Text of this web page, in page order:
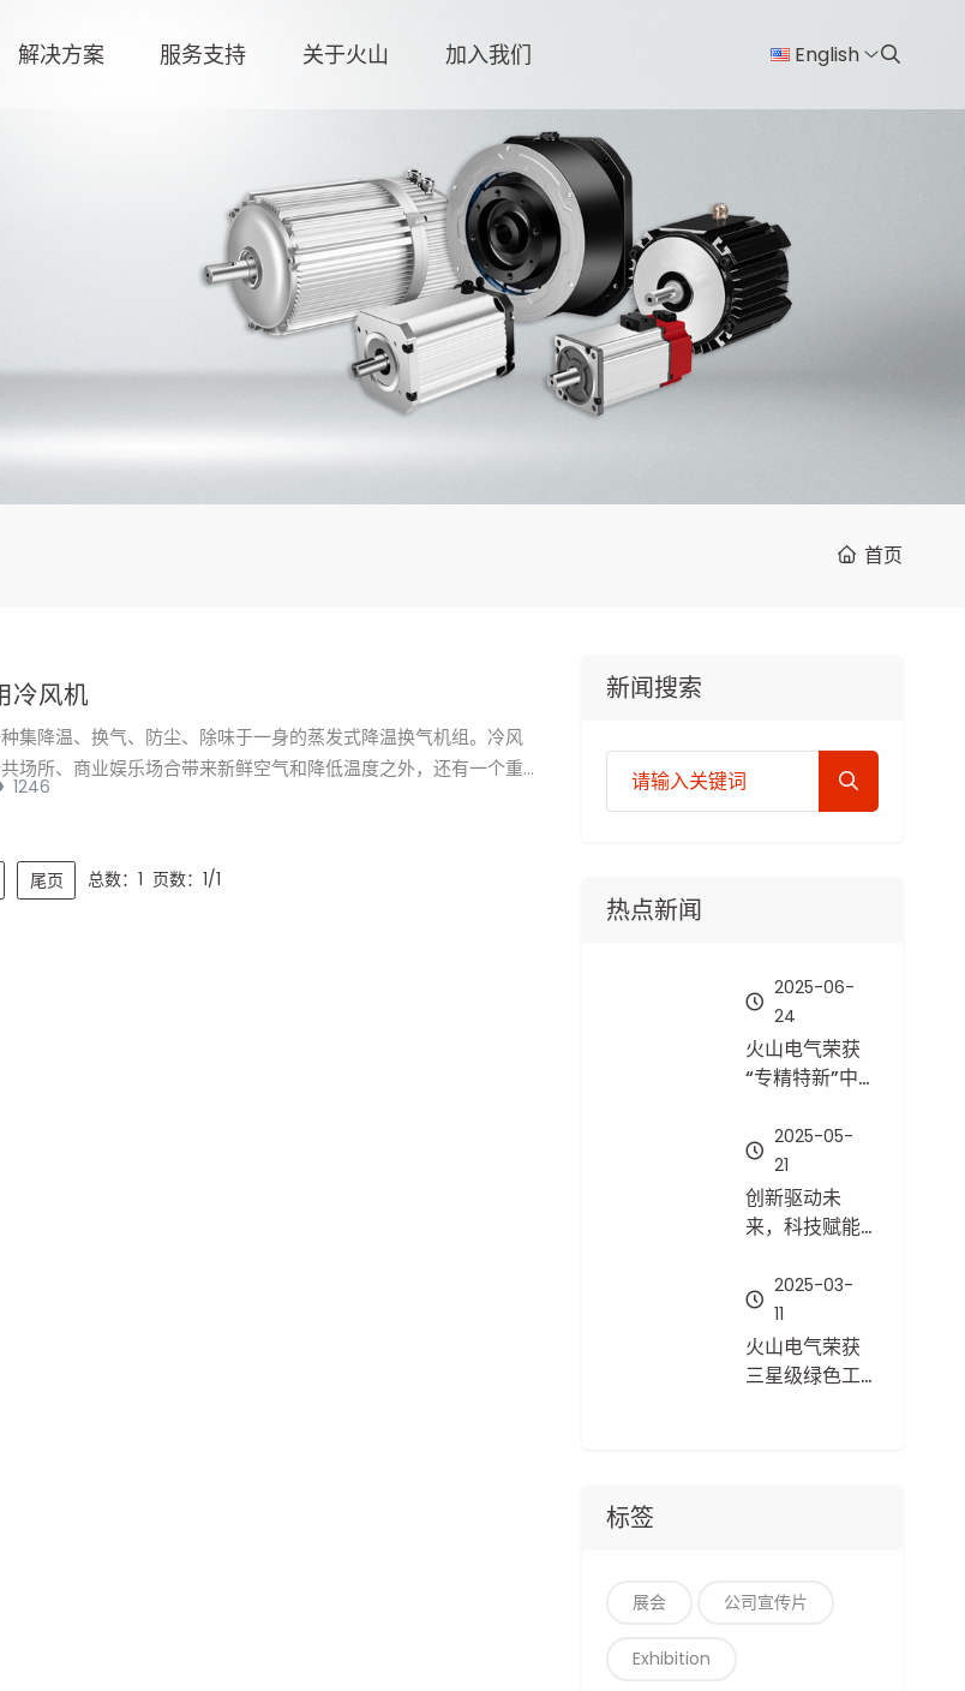
解决方案 服务支持 关于火山 加入我们 English
首页
冷风机
集降温、换气、防尘、除味于一身的蒸发式降温换气机组。冷风
场所、商业娱乐场合带来新鲜空气和降低温度之外，还有一个重
款全新无压...
1246
尾页 总数：1 页数：1/1
新闻搜索
热点新闻
2025-06-
24
火山电气荣获
“专精特新”中小
2025-05-
21
创新驱动未
来，科技赋能
气亮相2025中
国畜牧业博览
会
2025-03-
11
火山电气荣获
三星级绿色工
标签
展会 公司宣传片
Exhibition